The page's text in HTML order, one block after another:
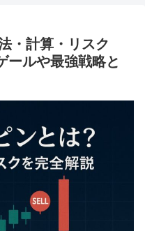
・計算・リスク
ールや最強戦略と